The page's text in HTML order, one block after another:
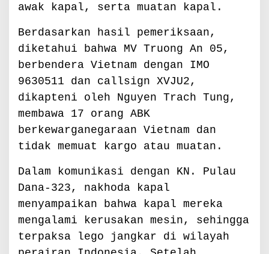
awak kapal, serta muatan kapal.
Berdasarkan hasil pemeriksaan,
diketahui bahwa MV Truong An 05,
berbendera Vietnam dengan IMO
9630511 dan callsign XVJU2,
dikapteni oleh Nguyen Trach Tung,
membawa 17 orang ABK
berkewarganegaraan Vietnam dan
tidak memuat kargo atau muatan.
Dalam komunikasi dengan KN. Pulau
Dana-323, nakhoda kapal
menyampaikan bahwa kapal mereka
mengalami kerusakan mesin, sehingga
terpaksa lego jangkar di wilayah